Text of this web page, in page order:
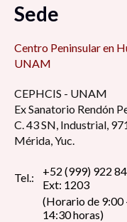
Sede
Centro Peninsular en
UNAM
CEPHCIS - UNAM
Ex Sanatorio Rendón
C. 43 SN, Industrial,
Mérida, Yuc.
Tel.:
+52 (999) 922
Ext: 1203
(Horario de 9:00
14:30 horas)